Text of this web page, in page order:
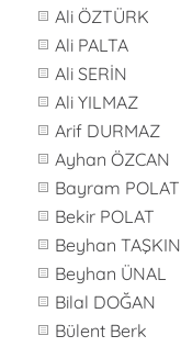
Ali ÖZTÜRK
Ali PALTA
Ali SERİN
Ali YILMAZ
Arif DURMAZ
Ayhan ÖZCAN
Bayram POLAT
Bekir POLAT
Beyhan TAŞKIN
Beyhan ÜNAL
Bilal DOĞAN
Bülent Berk